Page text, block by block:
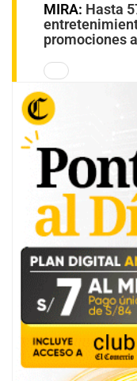
MIRA: Hasta
promociones